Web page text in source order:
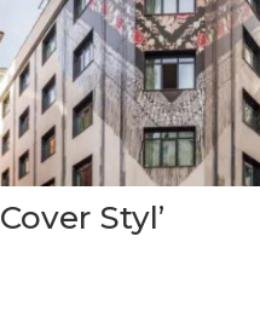
Cover Styl’